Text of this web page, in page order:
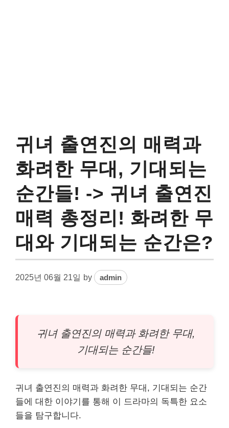
귀녀 출연진의 매력과
화려한 무대, 기대되는
순간들! -> 귀녀 출연진
매력 총정리! 화려한 무
대와 기대되는 순간은?
2025년 06월 21일 by admin
귀녀 출연진의 매력과 화려한 무대,
기대되는 순간들!
귀녀 출연진의 매력과 화려한 무대, 기대되는 순간
들에 대한 이야기를 통해 이 드라마의 독특한 요소
들을 탐구합니다.